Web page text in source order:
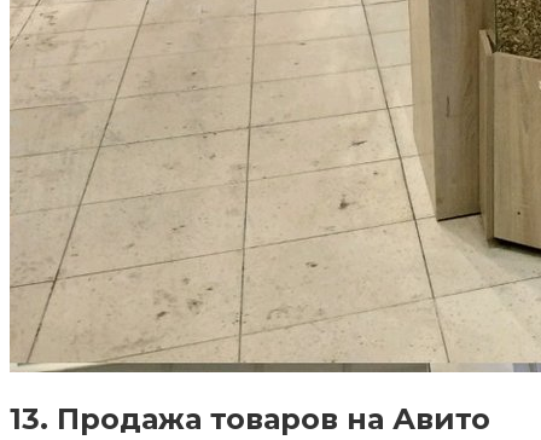
13. Продажа товаров на Авито